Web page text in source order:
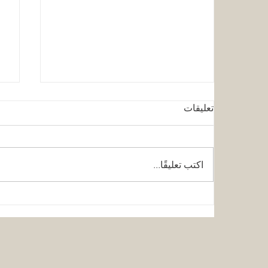
تعليقات
اكتب تعليقًا...